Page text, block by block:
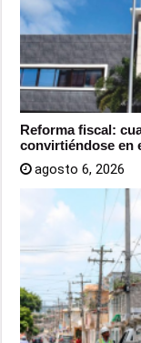
Reforma fiscal:
convirtiéndose en
agosto 6, 2026